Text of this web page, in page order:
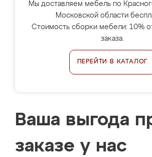
Мы доставляем мебель по
Московской области
Стоимость сборки мебели: 10%
заказа.
ПЕРЕЙТИ В КАТАЛОГ
Ваша выгода
заказе у нас